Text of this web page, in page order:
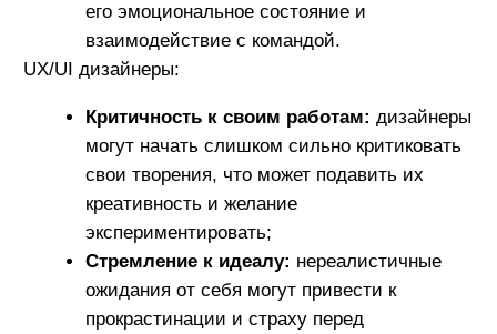
начать воспринимать свою роль только как
функцию выявления ошибок, что снижает
его интерес к инновациям и экспериментам
в тестировании. Это может ограничить их
улучшению качества продукта.
Повышенный уровень стресса:
специалисты по продажам часто
сталкиваются с давлением по достижению
продажных целей. Это постоянное
давление может привести к хроническому
стрессу и выгоранию, что негативно
сказывается на их мотивации и
эмоциональном состоянии;